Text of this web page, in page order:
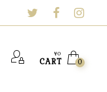
¥0
CART 0